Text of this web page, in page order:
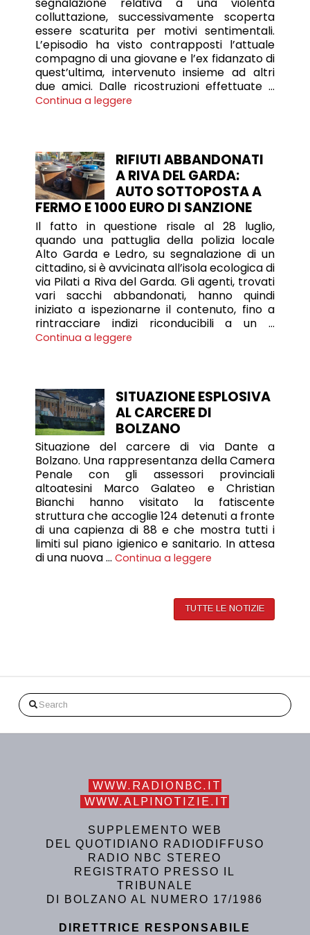
colluttazione, successivamente scoperta
essere scaturita per motivi sentimentali.
L’episodio ha visto contrapposti l’attuale
compagno di una giovane e l’ex fidanzato di
quest’ultima, intervenuto insieme ad altri
due amici. Dalle ricostruzioni effettuate …
Continua a leggere
RIFIUTI ABBANDONATI
A RIVA DEL GARDA:
AUTO SOTTOPOSTA A
FERMO E 1000 EURO DI SANZIONE
Il fatto in questione risale al 28 luglio,
quando una pattuglia della polizia locale
Alto Garda e Ledro, su segnalazione di un
cittadino, si è avvicinata all’isola ecologica di
via Pilati a Riva del Garda. Gli agenti, trovati
vari sacchi abbandonati, hanno quindi
iniziato a ispezionarne il contenuto, fino a
rintracciare indizi riconducibili a un …
Continua a leggere
SITUAZIONE ESPLOSIVA
AL CARCERE DI
BOLZANO
Situazione del carcere di via Dante a
Bolzano. Una rappresentanza della Camera
Penale con gli assessori provinciali
altoatesini Marco Galateo e Christian
Bianchi hanno visitato la fatiscente
struttura che accoglie 124 detenuti a fronte
di una capienza di 88 e che mostra tutti i
limiti sul piano igienico e sanitario. In attesa
di una nuova … Continua a leggere
TUTTE LE NOTIZIE
Search
WWW.RADIONBC.IT
WWW.ALPINOTIZIE.IT
SUPPLEMENTO WEB
DEL QUOTIDIANO RADIODIFFUSO
RADIO NBC STEREO
REGISTRATO PRESSO IL
TRIBUNALE
DI BOLZANO AL NUMERO 17/1986
DIRETTRICE RESPONSABILE